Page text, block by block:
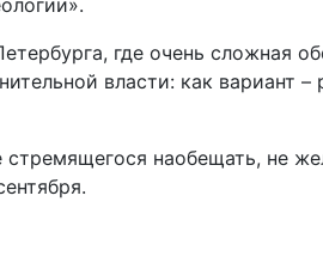
где очень сложная
власти: как вариант –
наобещать, не